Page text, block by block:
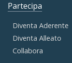
Partecipa
Diventa Aderente
Diventa Alleato
Collabora